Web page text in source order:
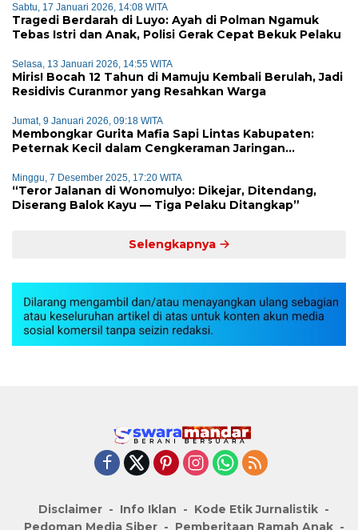
Sabtu, 17 Januari 2026, 14:08 WITA
Tragedi Berdarah di Luyo: Ayah di Polman Ngamuk
Tebas Istri dan Anak, Polisi Gerak Cepat Bekuk Pelaku
Selasa, 13 Januari 2026, 14:55 WITA
Miris! Bocah 12 Tahun di Mamuju Kembali Berulah, Jadi
Residivis Curanmor yang Resahkan Warga
Jumat, 9 Januari 2026, 09:18 WITA
Membongkar Gurita Mafia Sapi Lintas Kabupaten:
Peternak Kecil dalam Cengkeraman Jaringan
Minggu, 7 Desember 2025, 17:20 WITA
“Teror Jalanan di Wonomulyo: Dikejar, Ditendang,
Diserang Balok Kayu — Tiga Pelaku Ditangkap”
Selengkapnya
Disclaimer Info Iklan
Kode Etik Jurnalistik